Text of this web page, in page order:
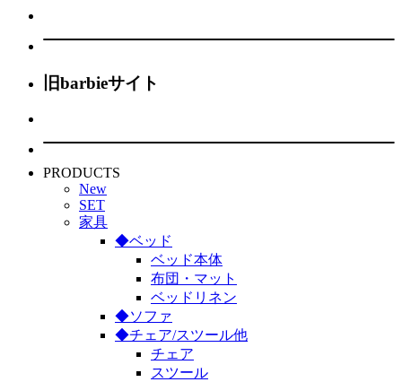
旧barbieサイト
PRODUCTS
New
SET
家具
◆ベッド
ベッド本体
布団・マット
ベッドリネン
◆ソファ
◆チェア/スツール他
チェア
スツール